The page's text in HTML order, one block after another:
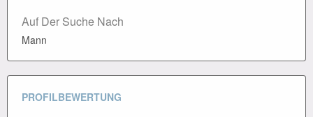
Auf Der Suche Nach
Mann
PROFILBEWERTUNG